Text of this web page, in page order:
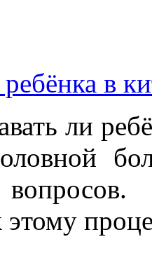
в
ли